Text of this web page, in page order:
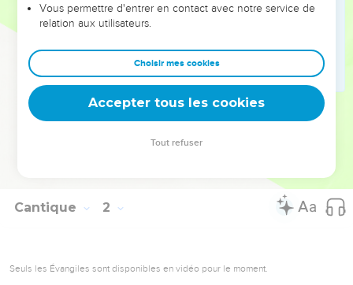
Que tu es belle, mon amie, que tu es belle ! Tes yeux sont
Elle
Que tu es beau, mon bien-aimé, que tu es agréable ! Notre
Cantique 2
Seuls les Évangiles sont disponibles en vidéo pour le moment.
Vous permettre d'entrer en contact avec notre service de
relation aux utilisateurs.
Choisir mes cookies
Accepter tous les cookies
Tout refuser